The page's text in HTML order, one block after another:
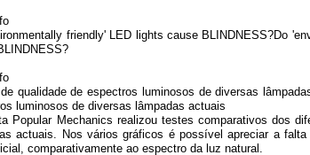
friendly' LED lights cause BLINDNESS?Do
qualidade de espectros luminosos de diversas
luminosos de diversas lâmpadas actuais
Popular Mechanics realizou testes comparativos dos
actuais. Nos vários gráficos é possível apreciar a
comparativamente ao espectro da luz natural.